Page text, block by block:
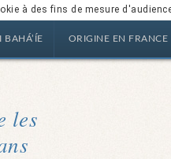
à des fins de mesure
BAHÁ’ÍE ORIGINE EN FRANCE
les